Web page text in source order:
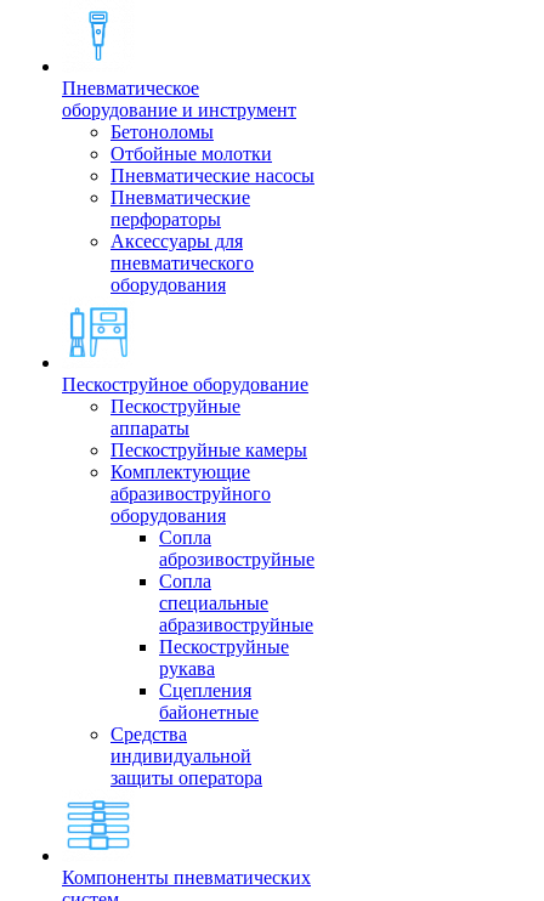
Пневматическое
оборудование и инструмент
Бетоноломы
Отбойные молотки
Пневматические насосы
Пневматические
перфораторы
Аксессуары для
пневматического
оборудования
Пескоструйное оборудование
Пескоструйные
аппараты
Пескоструйные камеры
Комплектующие
абразивоструйного
оборудования
Сопла
аброзивоструйные
Сопла
специальные
абразивоструйные
Пескоструйные
рукава
Сцепления
байонетные
Средства
индивидуальной
защиты оператора
Компоненты пневматических